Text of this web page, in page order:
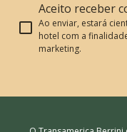
Aceito receber
Ao enviar, estará
hotel com a
marketing.